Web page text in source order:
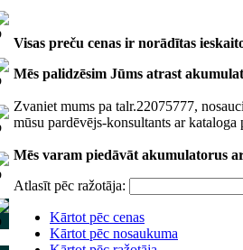
Visas preču cenas ir norādītas
Mēs palidzēsim Jūms atrast
Zvaniet mums pa talr.22075777,
mūsu pardēvējs-konsultants ar
Mēs varam piedāvāt akumulatorus
Atlasīt pēc ražotāja:
Kārtot pēc cenas
Kārtot pēc nosaukuma